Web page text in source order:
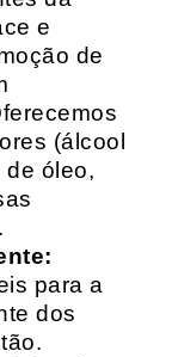
e
de
(álcool
de óleo,
para a
dos